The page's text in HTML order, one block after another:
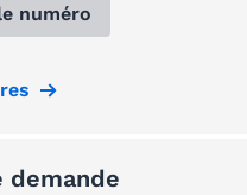
numéro
demande